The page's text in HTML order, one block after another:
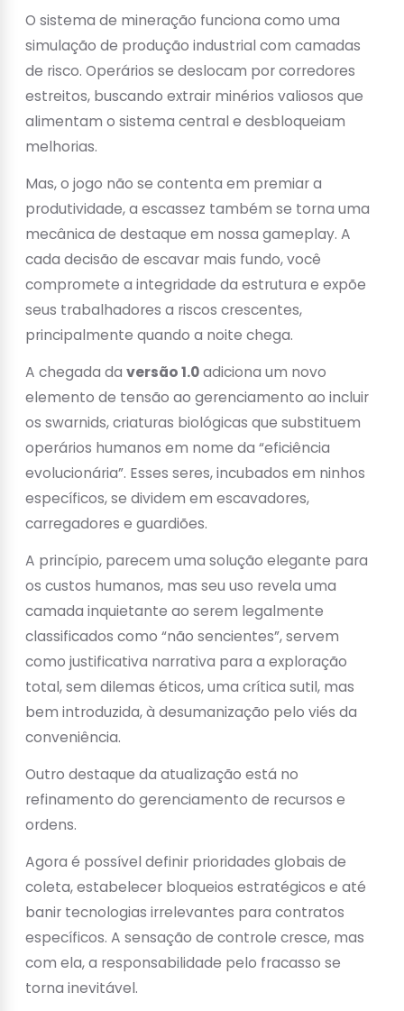
O sistema de mineração funciona como uma
simulação de produção industrial com camadas
de risco. Operários se deslocam por corredores
estreitos, buscando extrair minérios valiosos que
alimentam o sistema central e desbloqueiam
melhorias.
Mas, o jogo não se contenta em premiar a
produtividade, a escassez também se torna uma
mecânica de destaque em nossa gameplay. A
cada decisão de escavar mais fundo, você
compromete a integridade da estrutura e expõe
seus trabalhadores a riscos crescentes,
principalmente quando a noite chega.
A chegada da versão 1.0adiciona um novo
elemento de tensão ao gerenciamento ao incluir
os swarnids, criaturas biológicas que substituem
operários humanos em nome da “eficiência
evolucionária”. Esses seres, incubados em ninhos
específicos, se dividem em escavadores,
carregadores e guardiões.
A princípio, parecem uma solução elegante para
os custos humanos, mas seu uso revela uma
camada inquietante ao serem legalmente
classificados como “não sencientes”, servem
como justificativa narrativa para a exploração
total, sem dilemas éticos, uma crítica sutil, mas
bem introduzida, à desumanização pelo viés da
conveniência.
Outro destaque da atualização está no
refinamento do gerenciamento de recursos e
ordens.
Agora é possível definir prioridades globais de
coleta, estabelecer bloqueios estratégicos e até
banir tecnologias irrelevantes para contratos
específicos. A sensação de controle cresce, mas
com ela, a responsabilidade pelo fracasso se
torna inevitável.